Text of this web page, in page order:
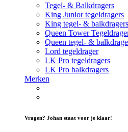
Tegel- & Balkdragers
King Junior tegeldragers
King tegel- & balkdragers
Queen Tower
Queen tegel- &
Lord tegeldrager
LK Pro tegeldragers
LK Pro balkdragers
Merken
Vragen? Johan staat voor je klaar!